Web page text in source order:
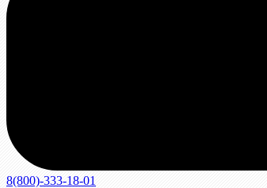
8(800)-333-18-01